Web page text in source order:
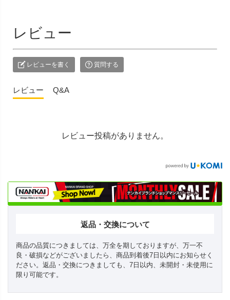
レビュー
レビューを書く 質問する
レビュー Q&A
レビュー投稿がありません。
返品・交換について
商品の品質につきましては、万全を期しておりますが、万一不
良・破損などがございましたら、商品到着後7日以内にお知らせく
ださい。返品・交換につきましても、7日以内、未開封・未使用に
限り可能です。